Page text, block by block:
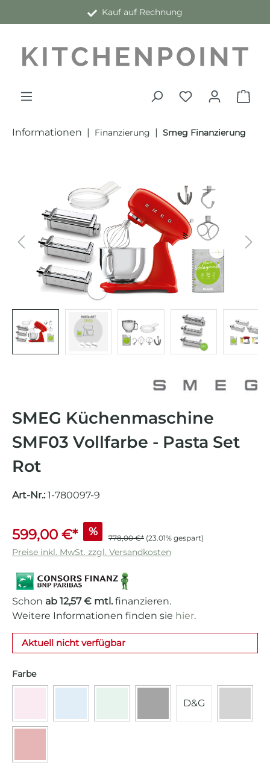
Kauf auf Rechnung
Informationen | Finanzierung | Smeg Finanzierung
Bildergalerie überspringen
SMEG Küchenmaschine
SMF03 Vollfarbe - Pasta Set
Rot
Art-Nr.: 1-780097-9
599,00 €* % 778,00 €* (23.01% gespart)
Preise inkl. MwSt. zzgl. Versandkosten
Schon ab 12,57 € mtl. finanzieren.
Weitere Informationen finden sie hier.
Aktuell nicht verfügbar
Farbeauswählen
(Diese Option ist zurzeit nicht verfügbar.)
(Diese Option ist zurzeit nicht verfügbar.)
Vollfarbe Pastellgrün
(Diese Option ist zurzeit nicht
Voll schwarz
(Diese Option ist zurzeit
D&G